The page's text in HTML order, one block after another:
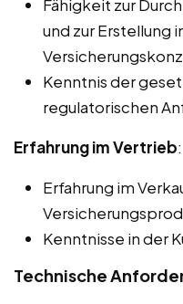
Fähigkeit zur
und zur Erstellung
Kenntnis der
regulatorischen
Erfahrung im Vertrieb:
Erfahrung im
Kenntnisse in der
Technische